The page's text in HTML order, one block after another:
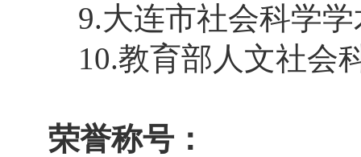
9.大连市社会科学
10.教育部人文社会
荣誉称号：